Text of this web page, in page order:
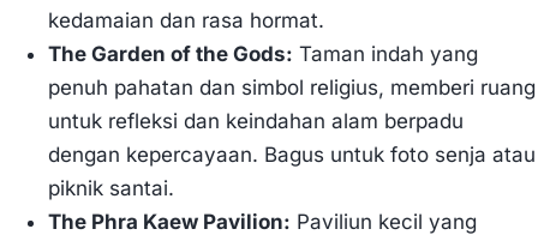
kedamaian dan rasa hormat.
The Garden of the Gods: Taman indah yang
penuh pahatan dan simbol religius, memberi ruang
untuk refleksi dan keindahan alam berpadu
dengan kepercayaan. Bagus untuk foto senja atau
piknik santai.
The Phra Kaew Pavilion: Paviliun kecil yang